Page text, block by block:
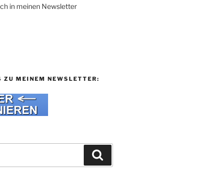
in meinen Newsletter
ZU MEINEM NEWSLETTER: